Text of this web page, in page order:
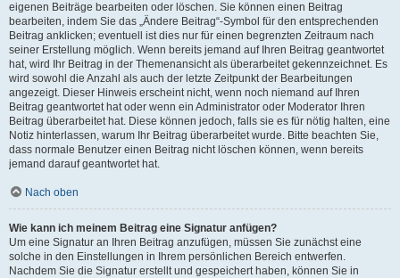
eigenen Beiträge bearbeiten oder löschen. Sie können einen Beitrag
bearbeiten, indem Sie das „Ändere Beitrag“-Symbol für den entsprechenden
Beitrag anklicken; eventuell ist dies nur für einen begrenzten Zeitraum nach
seiner Erstellung möglich. Wenn bereits jemand auf Ihren Beitrag geantwortet
hat, wird Ihr Beitrag in der Themenansicht als überarbeitet gekennzeichnet. Es
wird sowohl die Anzahl als auch der letzte Zeitpunkt der Bearbeitungen
angezeigt. Dieser Hinweis erscheint nicht, wenn noch niemand auf Ihren
Beitrag geantwortet hat oder wenn ein Administrator oder Moderator Ihren
Beitrag überarbeitet hat. Diese können jedoch, falls sie es für nötig halten, eine
Notiz hinterlassen, warum Ihr Beitrag überarbeitet wurde. Bitte beachten Sie,
dass normale Benutzer einen Beitrag nicht löschen können, wenn bereits
jemand darauf geantwortet hat.
Nach oben
Wie kann ich meinem Beitrag eine Signatur anfügen?
Um eine Signatur an Ihren Beitrag anzufügen, müssen Sie zunächst eine
solche in den Einstellungen in Ihrem persönlichen Bereich entwerfen.
Nachdem Sie die Signatur erstellt und gespeichert haben, können Sie in